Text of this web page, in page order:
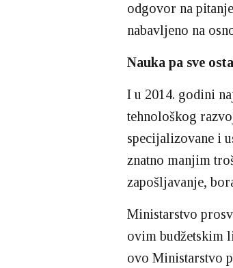
odgovor na
nabavljeno na
Nauka pa sve
I u 2014. godini
tehnološkog
specijalizovane i
znatno manjim
zapošljavanje,
Ministarstvo
ovim budžetskim
ovo Ministarstvo